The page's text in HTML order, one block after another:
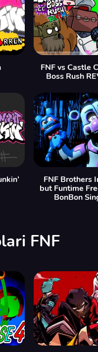
FNF vs Castle
Boss Rush
FNF Brothers
but Funtime
BonBon
FNF